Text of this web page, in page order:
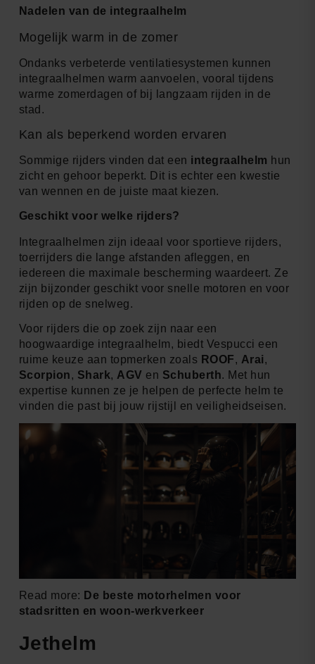
Nadelen van de integraalhelm
Mogelijk warm in de zomer
Ondanks verbeterde ventilatiesystemen kunnen
integraalhelmen warm aanvoelen, vooral tijdens
warme zomerdagen of bij langzaam rijden in de
stad.
Kan als beperkend worden ervaren
Sommige rijders vinden dat een integraalhelm hun
zicht en gehoor beperkt. Dit is echter een kwestie
van wennen en de juiste maat kiezen.
Geschikt voor welke rijders?
Integraalhelmen zijn ideaal voor sportieve rijders,
toerrijders die lange afstanden afleggen, en
iedereen die maximale bescherming waardeert. Ze
zijn bijzonder geschikt voor snelle motoren en voor
rijden op de snelweg.
Voor rijders die op zoek zijn naar een
hoogwaardige integraalhelm, biedt Vespucci een
ruime keuze aan topmerken zoals ROOF, Arai,
Scorpion, Shark, AGV en Schuberth. Met hun
expertise kunnen ze je helpen de perfecte helm te
vinden die past bij jouw rijstijl en veiligheidseisen.
Read more: De beste motorhelmen voor
stadsritten en woon-werkverkeer
Jethelm